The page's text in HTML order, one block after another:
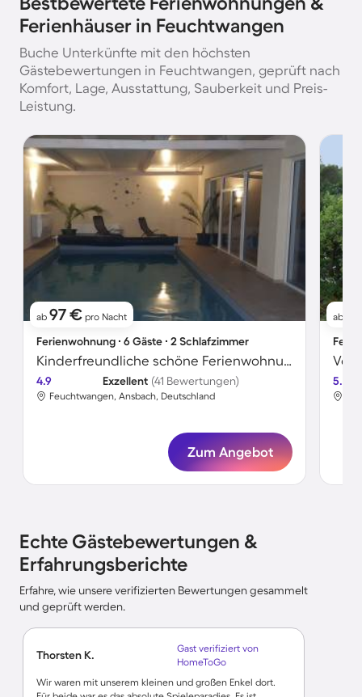
Ferienhäuser in Feuchtwangen
Buche Unterkünfte mit den höchsten
Gästebewertungen in Feuchtwangen, geprüft nach
Komfort, Lage, Ausstattung, Sauberkeit und Preis-
Leistung.
ab 97 € pro Nacht
Ferienwohnung ∙ 6 Gäste ∙ 2 Schlafzimmer
Kinderfreundliche schöne Ferienwohnung mit Terrasse, Garten und Grill | Bergblick | Haustiere sind willkommen
4.9 Exzellent (41 Bewertungen)
Feuchtwangen, Ansbach, Deutschland
Zum Angebot
ab
5.0
Echte Gästebewertungen &
Erfahrungsberichte
Erfahre, wie unsere verifizierten Bewertungen gesammelt
und geprüft werden.
Thorsten K.
Gast verifiziert von
HomeToGo
Wir waren mit unserem kleinen und großen Enkel dort.